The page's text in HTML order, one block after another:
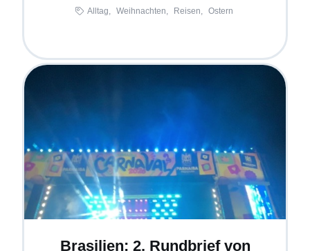
Alltag, Weihnachten, Reisen, Ostern
Brasilien: 2. Rundbrief von